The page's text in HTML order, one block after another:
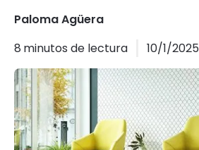
Paloma Agüera
8 minutos de lectura 10/1/2025